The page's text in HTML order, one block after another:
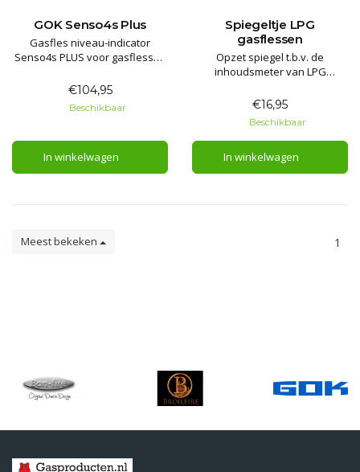
GOK Senso4s Plus
Gasfles niveau-indicator
Senso4s PLUS voor gasflessen
smartphone of tablet de inhoud
van de gascilinder. Speciaal
voor campers / caravans.
€104,95
Beschikbaar
In winkelwagen
Spiegeltje LPG
gasflessen
Opzet spiegel t.b.v. de
inhoudsmeter van LPG
zorgen ervoor dat u eenvoudig
de inhoud van uw LPG
gasflessen kunt aflezen.
€16,95
Beschikbaar
In winkelwagen
Meest bekeken 1